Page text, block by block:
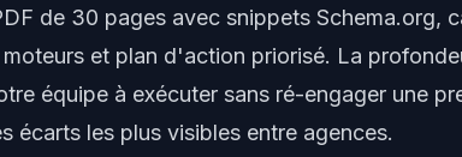
de 30 pages avec snippets Schema.org,
moteurs et plan d'action priorisé. La
équipe à exécuter sans ré-engager une
écarts les plus visibles entre agences.